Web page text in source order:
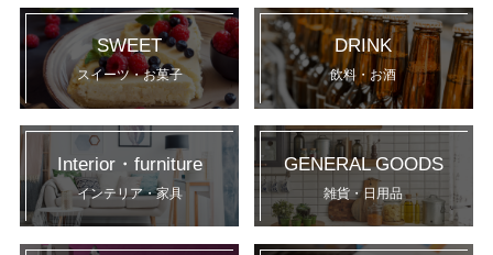
SWEET
スイーツ・お菓子
DRINK
飲料・お酒
Interior・furniture
インテリア・家具
GENERAL GOODS
雑貨・日用品